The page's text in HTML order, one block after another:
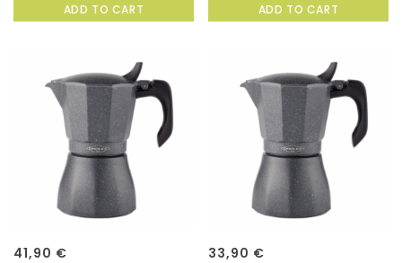
of
ADD TO CART
of
ADD TO CART
41,90 € 33,90 €